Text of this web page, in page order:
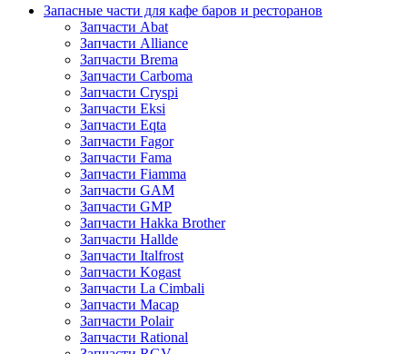
Запасные части для кафе баров и ресторанов
Запчасти Abat
Запчасти Alliance
Запчасти Brema
Запчасти Carboma
Запчасти Cryspi
Запчасти Eksi
Запчасти Eqta
Запчасти Fagor
Запчасти Fama
Запчасти Fiamma
Запчасти GAM
Запчасти GMP
Запчасти Hakka Brother
Запчасти Hallde
Запчасти Italfrost
Запчасти Kogast
Запчасти La Cimbali
Запчасти Macap
Запчасти Polair
Запчасти Rational